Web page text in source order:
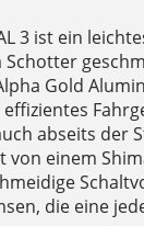
3 ist ein
Gold
abseits der
von einem
die eine